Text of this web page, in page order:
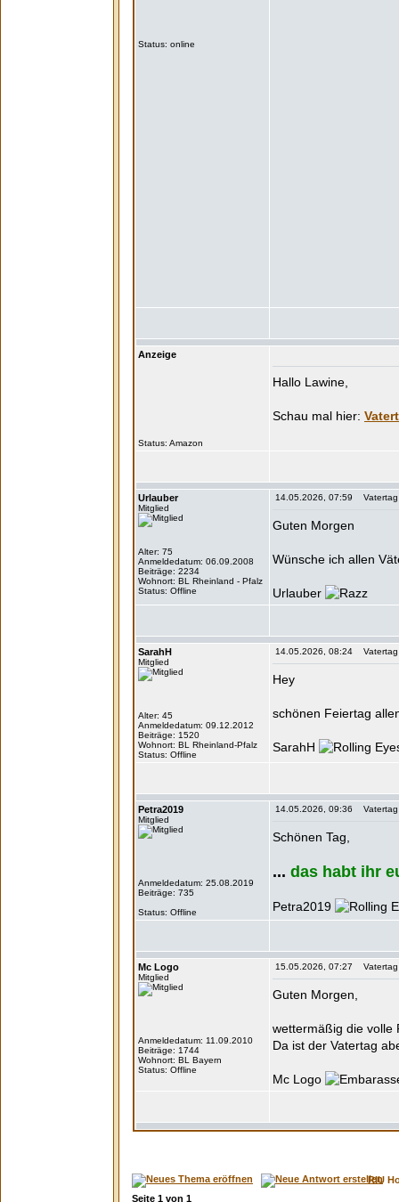
Status: online
Anzeige
Status:
Hallo Lawine,
Urlauber
Mitglied
Alter: 75
Anmeldedatum: 06.09.2008
Beiträge: 2234
Wohnort: BL Rheinland - Pfalz
Status: Offline
14.05.2026, 07:59 Vatertag
Guten Morgen
Wünsche ich allen
Urlauber
SarahH
Mitglied
Alter: 45
Anmeldedatum: 09.12.2012
Beiträge: 1520
Wohnort: BL Rheinland-Pfalz
Status: Offline
14.05.2026, 08:24 Vatertag
Hey
schönen Feiertag
SarahH
Petra2019
Mitglied
Anmeldedatum: 25.08.2019
Beiträge: 735
Status: Offline
14.05.2026, 09:36 Vatertag
Schönen Tag,
... das habt ihr
Petra2019
Mc Logo
Mitglied
Anmeldedatum: 11.09.2010
Beiträge: 1744
Wohnort: BL Bayern
Status: Offline
15.05.2026, 07:27 Vatertag
Guten Morgen,
wettermäßig die volle
Da ist der Vatertag
Mc Logo
RIU
Seite 1 von 1